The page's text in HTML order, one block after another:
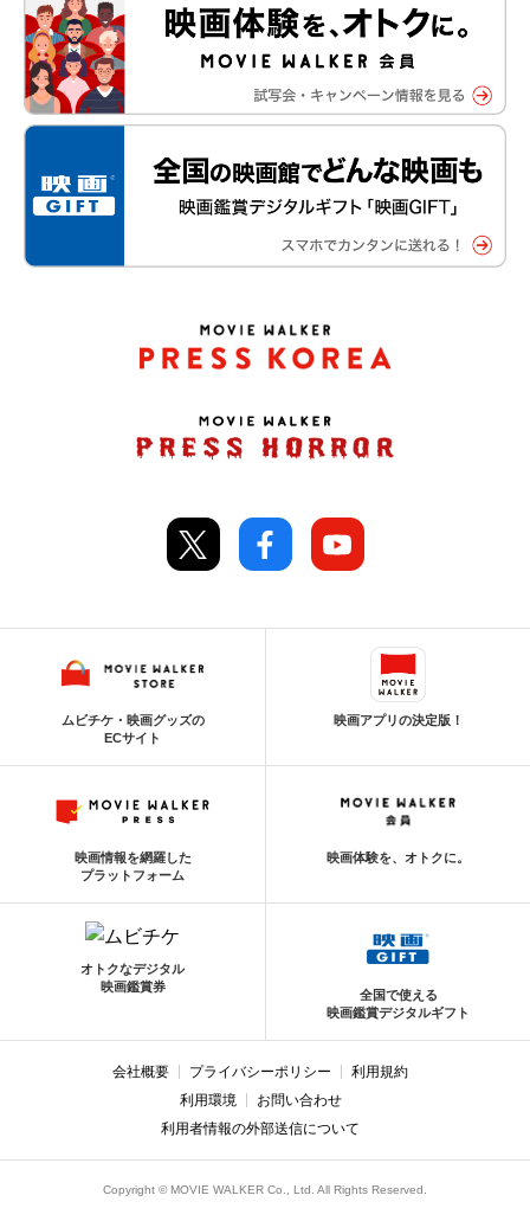
ムビチケ・映画グッズの
ECサイト
映画アプリの決定版！
映画情報を網羅した
プラットフォーム
映画体験を、オトクに。
オトクなデジタル
映画鑑賞券
全国で使える
映画鑑賞デジタルギフト
会社概要 プライバシーポリシー
利用規約
利用環境
お問い合わせ
利用者情報の外部送信について
Copyright © MOVIE WALKER Co., Ltd. All Rights Reserved.